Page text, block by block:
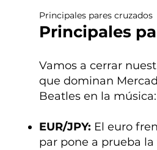
Principales pares cruzados
Principales
Vamos a cerrar
que dominan
Beatles en la
EUR/JPY: El euro
par pone a prueba